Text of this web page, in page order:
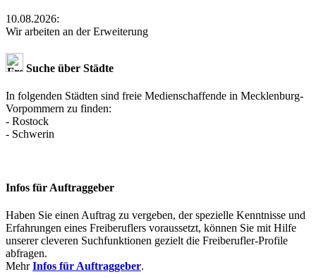
10.08.2026:
Wir arbeiten an der Erweiterung
Suche über Städte
In folgenden Städten sind freie Medienschaffende in Mecklenburg-
Vorpommern zu finden:
- Rostock
- Schwerin
Infos für Auftraggeber
Haben Sie einen Auftrag zu vergeben, der spezielle Kenntnisse und
Erfahrungen eines Freiberuflers voraussetzt, können Sie mit Hilfe
unserer cleveren Suchfunktionen gezielt die Freiberufler-Profile
abfragen.
MehrInfos für Auftraggeber.